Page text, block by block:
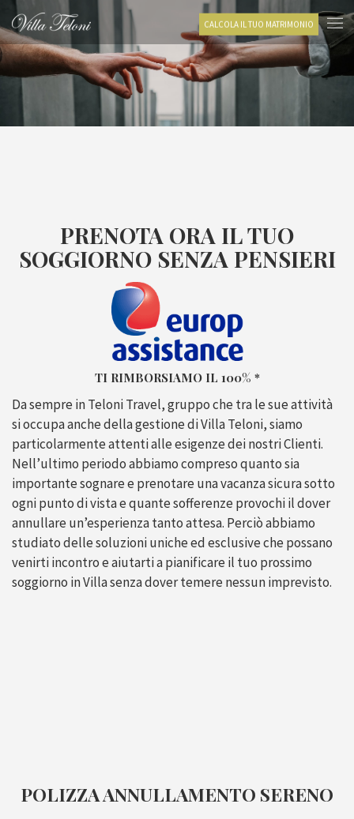
CALCOLA IL TUO MATRIMONIO
PRENOTA ORA IL TUO
SOGGIORNO SENZA PENSIERI
TI RIMBORSIAMO IL 100% *
Da sempre in Teloni Travel, gruppo che tra le sue attività
si occupa anche della gestione di Villa Teloni, siamo
particolarmente attenti alle esigenze dei nostri Clienti.
Nell’ultimo periodo abbiamo compreso quanto sia
importante sognare e prenotare una vacanza sicura sotto
ogni punto di vista e quante sofferenze provochi il dover
annullare un’esperienza tanto attesa. Perciò abbiamo
studiato delle soluzioni uniche ed esclusive che possano
venirti incontro e aiutarti a pianificare il tuo prossimo
soggiorno in Villa senza dover temere nessun imprevisto.
POLIZZA ANNULLAMENTO SERENO